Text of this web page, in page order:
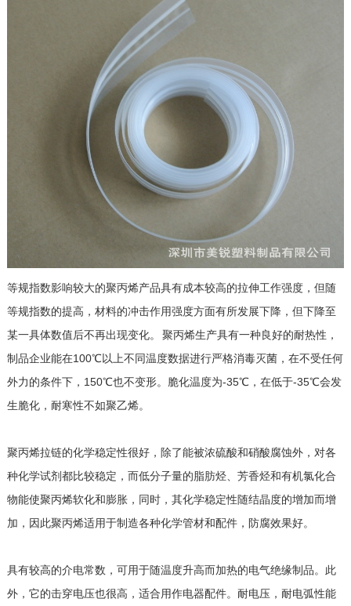
等规指数影响较大的聚丙烯产品具有成本较高的拉伸工作强度，但随
等规指数的提高，材料的冲击作用强度方面有所发展下降，但下降至
某一具体数值后不再出现变化。 聚丙烯生产具有一种良好的耐热性，
制品企业能在100℃以上不同温度数据进行严格消毒灭菌，在不受任何
外力的条件下，150℃也不变形。脆化温度为-35℃，在低于-35℃会发
生脆化，耐寒性不如聚乙烯。
聚丙烯拉链的化学稳定性很好，除了能被浓硫酸和硝酸腐蚀外，对各
种化学试剂都比较稳定，而低分子量的脂肪烃、芳香烃和有机氯化合
物能使聚丙烯软化和膨胀，同时，其化学稳定性随结晶度的增加而增
加，因此聚丙烯适用于制造各种化学管材和配件，防腐效果好。
具有较高的介电常数，可用于随温度升高而加热的电气绝缘制品。此
外，它的击穿电压也很高，适合用作电器配件。耐电压，耐电弧性能